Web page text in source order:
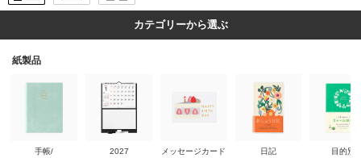
カテゴリーから選ぶ
紙製品
手帳/
2027
メッセージカード 日記
目的別